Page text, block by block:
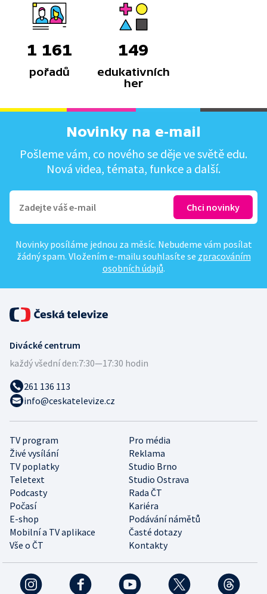
1 161
pořadů
149
edukativních
her
Novinky na e-mail
Pošleme vám, co nového se děje ve světě edu.
Nová videa, témata, funkce a další.
Novinky posíláme jednou za měsíc. Nebudeme vám posílat
žádný spam. Vložením e-mailu souhlasíte se zpracováním
osobních údajů.